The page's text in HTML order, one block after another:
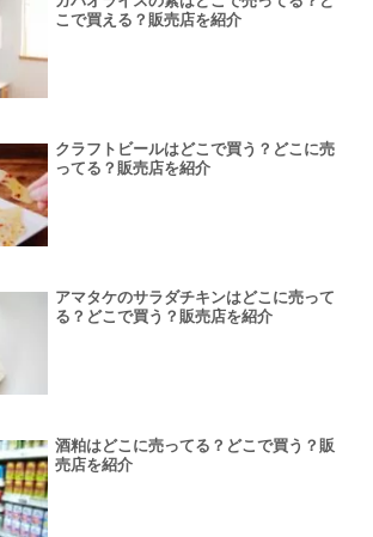
こで買える？販売店を紹介
クラフトビールはどこで買う？どこに売
ってる？販売店を紹介
アマタケのサラダチキンはどこに売って
る？どこで買う？販売店を紹介
酒粕はどこに売ってる？どこで買う？販
売店を紹介